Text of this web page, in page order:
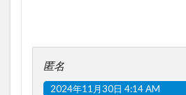
匿名
2024年11月30日 4:14 AM